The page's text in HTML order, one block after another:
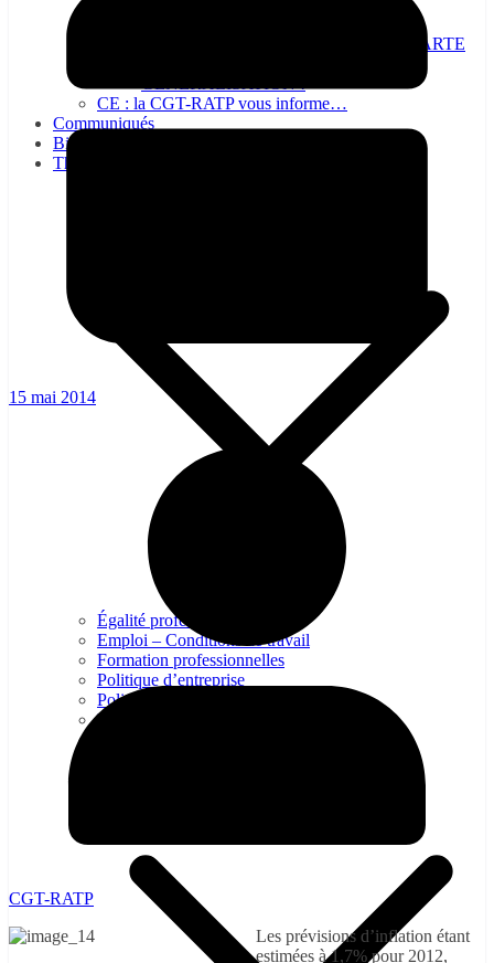
NON A LA SUPPRESSION DE LA CARTE
CE : la CGT-RATP vous informe…
Communiqués
Bienvenue à la CGT-RATP
Thématiques
Égalité professionelle
Emploi – Conditions de travail
Formation professionnelles
Politique d’entreprise
Politique Industrielle
Protection sociale – Prévoyance
15 mai 2014
CGT-RATP
Les prévisions d’inflation étant
estimées à 1,7% pour 2012,